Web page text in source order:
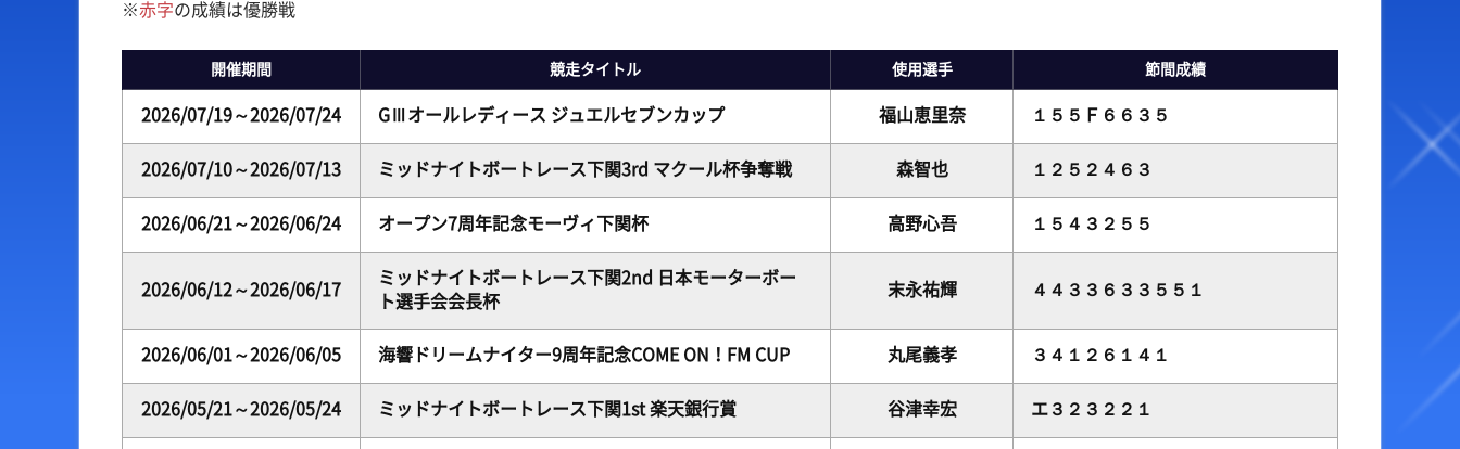
出場予定選手一覧
レース展望
レース一覧
得点率ランキング
進入コース別選手成績
出目データ
水面特性・進入コース別情報
山口支部選手一覧(オフィシャル)ボートレース下関
Mooovi下関
BTSながと
公式YouTube配信番組表
キャッシュレス投票サービス
※赤字の成績は優勝戦
開催期間 競走タイトル 使用選手 節間成績
2026/07/19～2026/07/24 GⅢオールレディース ジュエルセブンカップ 福山恵里奈 １５５Ｆ６６３５
2026/07/10～2026/07/13 ミッドナイトボートレース下関3rd マクール杯争奪戦 森智也 １２５２４６３
2026/06/21～2026/06/24 オープン7周年記念モーヴィ下関杯 高野心吾 １５４３２５５
2026/06/12～2026/06/17
ミッドナイトボートレース下関2nd 日本モーターボー
ト選手会会長杯
末永祐輝 ４４３３６３３５５１
2026/06/01～2026/06/05 海響ドリームナイター9周年記念COME ON！FM CUP 丸尾義孝 ３４１２６１４１
2026/05/21～2026/05/24 ミッドナイトボートレース下関1st 楽天銀行賞 谷津幸宏 エ３２３２２１